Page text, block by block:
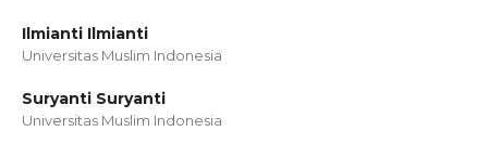
Ilmianti Ilmianti
Universitas Muslim Indonesia
Suryanti Suryanti
Universitas Muslim Indonesia